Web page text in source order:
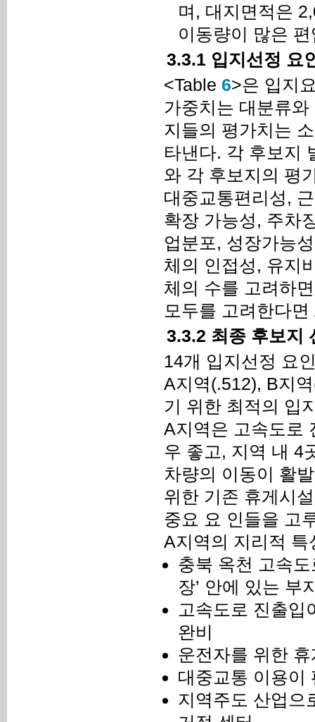
며, 대지면적은
이동량이 많은 편
3.3.1 입지선정 요
<Table 6>은 입지
가중치는 대분류
지들의 평가치는
타낸다. 각 후보지
와 각 후보지의 평
대중교통편리성,
확장 가능성, 주차
업분포, 성장가능
체의 인접성, 유지
체의 수를 고려하
모두를 고려한다
3.3.2 최종 후보지
14개 입지선정 요
A지역(.512), B지
기 위한 최적의 입
A지역은 고속도로
우 좋고, 지역 내 4
차량의 이동이 활
위한 기존 휴게시
중요 요 인들을 고
A지역의 지리적
충북 옥천 고속
장’ 안에 있는 부
고속도로 진출입
완비
운전자를 위한
대중교통 이용이
지역주도 산업으